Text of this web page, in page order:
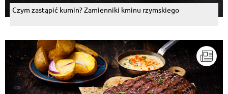
Czym zastąpić kumin? Zamienniki kminu rzymskiego